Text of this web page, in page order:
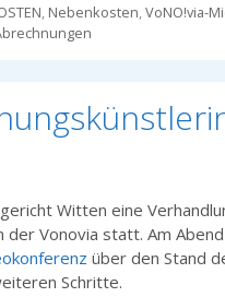
, Nebenkosten,VoNO!via-
Witten eine
Vonovia statt. Am
über den Stand
Schritte.